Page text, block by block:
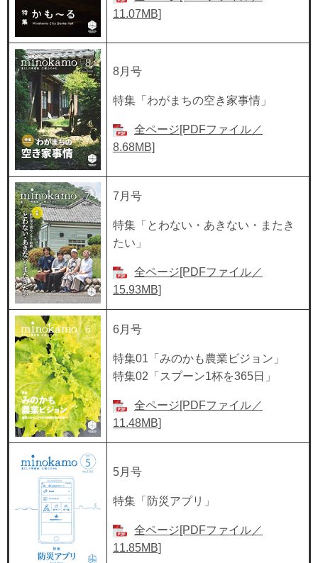
11.07MB]
8月号
特集「わがまちの空き家事情」
全ページ[PDFファイル／
8.68MB]
7月号
特集「とわない・あきない・またき
たい」
全ページ[PDFファイル／
15.93MB]
6月号
特集01「みのかも農業ビジョン」
特集02「スプーン1杯を365日」
全ページ[PDFファイル／
11.48MB]
5月号
特集「防災アプリ」
全ページ[PDFファイル／
11.85MB]